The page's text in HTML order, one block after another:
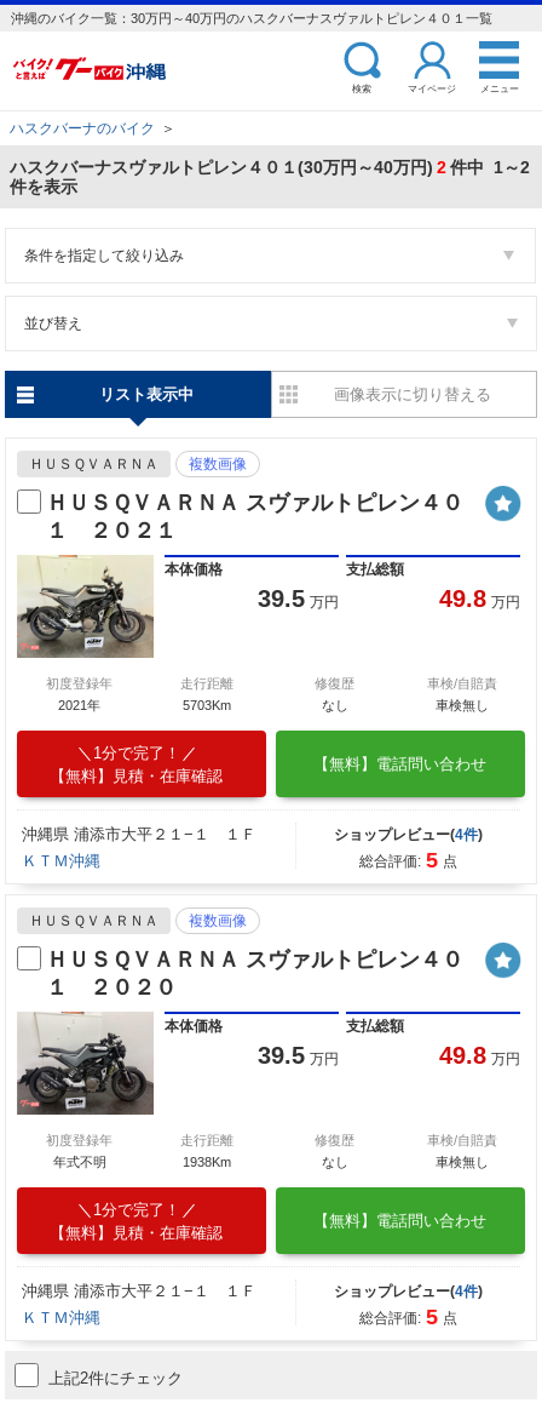
沖縄のバイク一覧：30万円～40万円のハスクバーナスヴァルトピレン４０１一覧
検索 マイページ メニュー
ハスクバーナのバイク ＞
ハスクバーナスヴァルトピレン４０１(30万円～40万円) 2件中 1～2
件を表示
条件を指定して絞り込み
並び替え
リスト表示中 画像表示に切り替える
ＨＵＳＱＶＡＲＮＡ 複数画像
ＨＵＳＱＶＡＲＮＡ スヴァルトピレン４０
１ ２０２１
本体価格
39.5 万円
支払総額
49.8 万円
初度登録年
2021年
走行距離
5703Km
修復歴
なし
車検/自賠責
車検無し
1分で完了！
【無料】見積・在庫確認
【無料】電話問い合わせ
沖縄県 浦添市大平２１−１ １Ｆ
ＫＴＭ沖縄
ショップレビュー(4件)
総合評価: 5 点
ＨＵＳＱＶＡＲＮＡ 複数画像
ＨＵＳＱＶＡＲＮＡ スヴァルトピレン４０
１ ２０２０
本体価格
39.5 万円
支払総額
49.8 万円
初度登録年
年式不明
走行距離
1938Km
修復歴
なし
車検/自賠責
車検無し
1分で完了！
【無料】見積・在庫確認
【無料】電話問い合わせ
沖縄県 浦添市大平２１−１ １Ｆ
ＫＴＭ沖縄
ショップレビュー(4件)
総合評価: 5 点
上記2件にチェック